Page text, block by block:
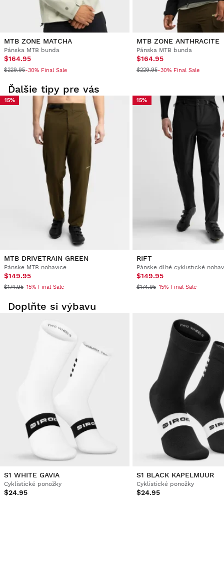
MTB ZONE MATCHA
Pánska MTB bunda
$164.95
$229.95-30% Final Sale
MTB ZONE ANTHRACITE
Pánska MTB bunda
$164.95
$229.95-30% Final Sale
Ďalšie tipy pre vás
15%
MTB DRIVETRAIN GREEN
Pánske MTB nohavice
$149.95
$174.95-15% Final Sale
15%
RIFT
Pánske dlhé cyklistické
$149.95
$174.95-15% Final Sale
Doplňte si výbavu
S1 WHITE GAVIA
Cyklistické ponožky
$24.95
S1 BLACK KAPELMUUR
Cyklistické ponožky
$24.95